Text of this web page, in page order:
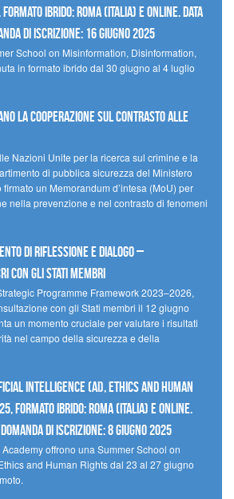
ibrido: Roma (Italia) e online. Data
di iscrizione: 16 giugno 2025
School on Misinformation, Disinformation,
in formato ibrido dal 30 giugno al 4 luglio
la cooperazione sul contrasto alle
Nazioni Unite per la ricerca sul crimine e la
di pubblica sicurezza del Ministero
un Memorandum d’intesa (MoU) per
nella prevenzione e nel contrasto di fenomeni
di riflessione e dialogo –
con gli Stati membri
Programme Framework 2023–2026,
con gli Stati membri il 12 giugno
un momento cruciale per valutare i risultati
nel campo della sicurezza e della
Intelligence (AI), Ethics and Human
Formato Ibrido: Roma (Italia) e online.
di iscrizione: 8 giugno 2025
offrono una Summer School on
and Human Rights dal 23 al 27 giugno